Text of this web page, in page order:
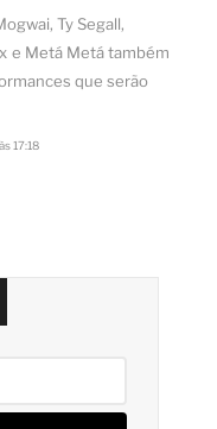
Ty Segall,
e Metá Metá também
que serão
17:18